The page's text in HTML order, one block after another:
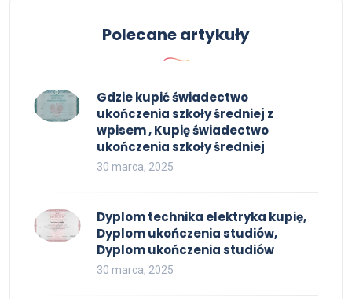
Polecane artykuły
Gdzie kupić świadectwo
ukończenia szkoły średniej z
wpisem , Kupię świadectwo
ukończenia szkoły średniej
30 marca, 2025
Dyplom technika elektryka kupię,
Dyplom ukończenia studiów,
Dyplom ukończenia studiów
30 marca, 2025